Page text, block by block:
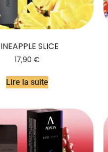
SLICE
17,90 €
Lire la suite